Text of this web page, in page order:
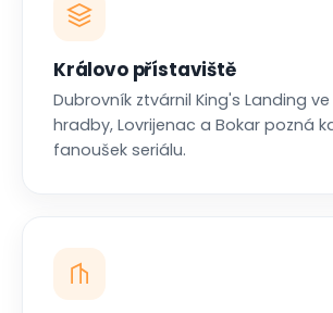
Královo přístaviště
Dubrovník ztvárnil King's Landing ve
hradby, Lovrijenac a Bokar pozná
fanoušek seriálu.